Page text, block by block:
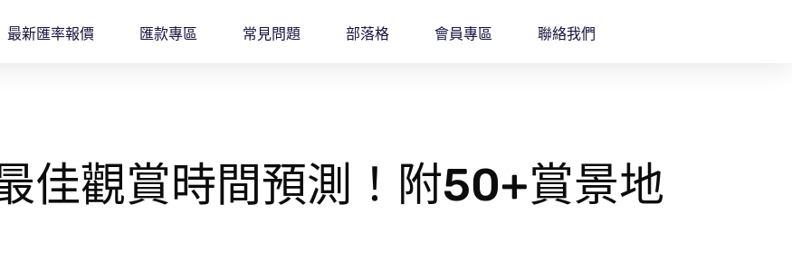
最新匯率報價 匯款專區 常見問題 部落格 會員專區 聯絡我們
觀賞時間預測！附50+賞景地